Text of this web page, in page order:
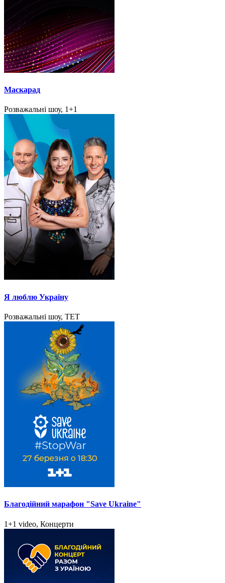
Маскарад
Розважальні шоу, 1+1
Я люблю Україну
Розважальні шоу, ТЕТ
Благодійний марафон "Save Ukraine"
1+1 video, Концерти